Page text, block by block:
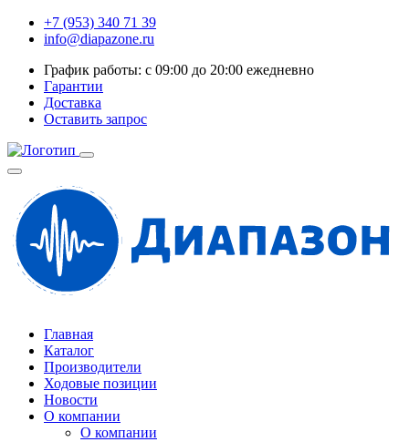
+7 (953) 340 71 39
info@diapazone.ru
График работы: с 09:00 до 20:00 ежедневно
Гарантии
Доставка
Оставить запрос
Главная
Каталог
Производители
Ходовые позиции
Новости
О компании
О компании